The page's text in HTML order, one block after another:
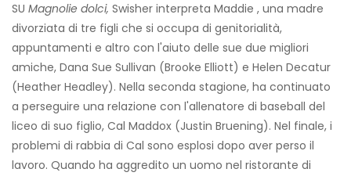
SU Magnolie dolci, Swisher interpreta Maddie , una madre
divorziata di tre figli che si occupa di genitorialità,
appuntamenti e altro con l'aiuto delle sue due migliori
amiche, Dana Sue Sullivan (Brooke Elliott) e Helen Decatur
(Heather Headley). Nella seconda stagione, ha continuato
a perseguire una relazione con l'allenatore di baseball del
liceo di suo figlio, Cal Maddox (Justin Bruening). Nel finale, i
problemi di rabbia di Cal sono esplosi dopo aver perso il
lavoro. Quando ha aggredito un uomo nel ristorante di